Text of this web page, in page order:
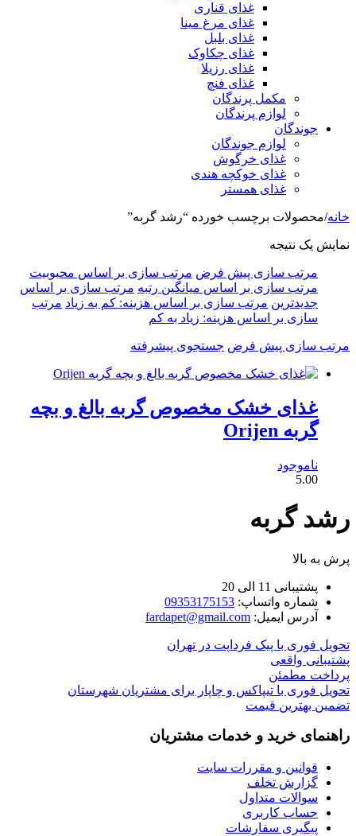
غذای قناری
غذای مرغ مینا
غذای بلبل
غذای چکاوک
غذای رزیلا
غذای فنچ
مکمل پرندگان
لوازم پرندگان
جوندگان
لوازم جوندگان
غذای خرگوش
غذای خوکچه هندی
غذای همستر
خانه/محصولات برچسب خورده “رشد گربه”
نمایش یک نتیجه
مرتب سازی پیش فرض مرتب سازی بر اساس محبوبیت
مرتب سازی بر اساس میانگین رتبه مرتب سازی بر اساس
جدیدترین مرتب سازی بر اساس هزینه: کم به زیاد مرتب
سازی بر اساس هزینه: زیاد به کم
مرتب سازی پیش فرض جستجوی پیشرفته
غذای خشک مخصوص گربه بالغ و بچه
گربه Orijen
ناموجود
5.00
رشد گربه
پرش به بالا
پشتیبانی 11 الی 20
شماره واتساپ: 09353175153
آدرس ایمیل: fardapet@gmail.com
تحویل فوری با پیک فرداپت در تهران
پشتیبانی واقعی
پرداخت مطمئن
تحویل فوری با تیپاکس و چاپار برای مشتریان شهرستان
تضمین بهترین قیمت
راهنمای خرید و خدمات مشتریان
قوانین و مقررات سایت
گزارش تخلف
سوالات متداول
حساب کاربری
پیگیری سفارشات